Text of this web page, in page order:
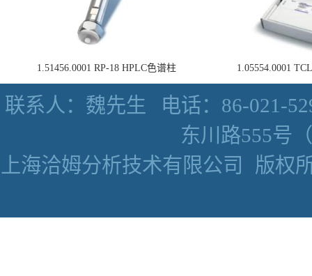
1.51456.0001 RP-18 HPLC色谱柱 1.05554.0001
联系人：魏先生
电话：86-021-
东川路555号
上海洽姆分析技术有限公司
版权